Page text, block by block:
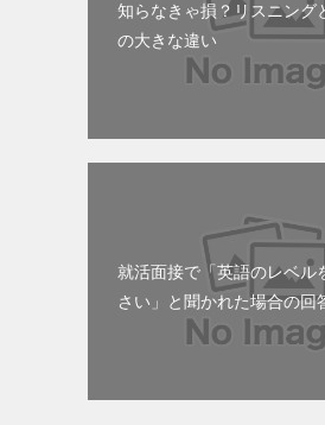
知らなきゃ損？リスニング
の大きな違い
就活面接で「英語のレベル
さい」と聞かれた場合の回